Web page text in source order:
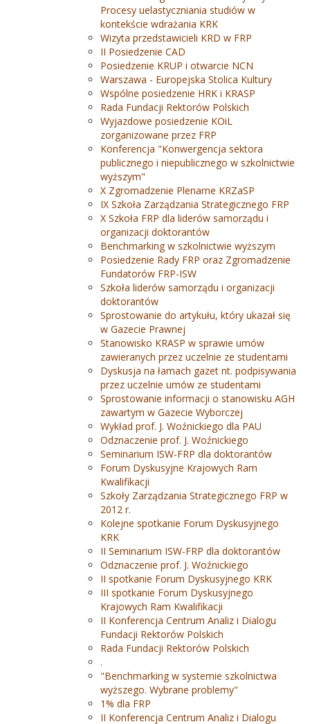
Procesy uelastyczniania studiów w
kontekście wdrażania KRK
Wizyta przedstawicieli KRD w FRP
II Posiedzenie CAD
Posiedzenie KRUP i otwarcie NCN
Warszawa - Europejska Stolica Kultury
Wspólne posiedzenie HRK i KRASP
Rada Fundacji Rektorów Polskich
Wyjazdowe posiedzenie KOiL
zorganizowane przez FRP
Konferencja "Konwergencja sektora
publicznego i niepublicznego w szkolnictwie
wyższym"
X Zgromadzenie Plenarne KRZaSP
IX Szkoła Zarządzania Strategicznego FRP
X Szkoła FRP dla liderów samorządu i
organizacji doktorantów
Benchmarking w szkolnictwie wyższym
Posiedzenie Rady FRP oraz Zgromadzenie
Fundatorów FRP-ISW
Szkoła liderów samorządu i organizacji
doktorantów
Sprostowanie do artykułu, który ukazał się
w Gazecie Prawnej
Stanowisko KRASP w sprawie umów
zawieranych przez uczelnie ze studentami
Dyskusja na łamach gazet nt. podpisywania
przez uczelnie umów ze studentami
Sprostowanie informacji o stanowisku AGH
zawartym w Gazecie Wyborczej
Wykład prof. J. Woźnickiego dla PAU
Odznaczenie prof. J. Woźnickiego
Seminarium ISW-FRP dla doktorantów
Forum Dyskusyjne Krajowych Ram
Kwalifikacji
Szkoły Zarządzania Strategicznego FRP w
2012 r.
Kolejne spotkanie Forum Dyskusyjnego
KRK
II Seminarium ISW-FRP dla doktorantów
Odznaczenie prof. J. Woźnickiego
II spotkanie Forum Dyskusyjnego KRK
III spotkanie Forum Dyskusyjnego
Krajowych Ram Kwalifikacji
II Konferencja Centrum Analiz i Dialogu
Fundacji Rektorów Polskich
Rada Fundacji Rektorów Polskich
.
"Benchmarking w systemie szkolnictwa
wyższego. Wybrane problemy"
1% dla FRP
II Konferencja Centrum Analiz i Dialogu